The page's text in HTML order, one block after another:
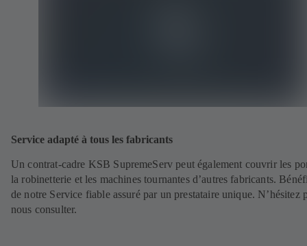
Service adapté à tous les fabricants
Un contrat-cadre KSB SupremeServ peut également couvrir les
la robinetterie et les machines tournantes d’autres fabricants.
de notre Service fiable assuré par un prestataire unique. N’hésitez
nous consulter.